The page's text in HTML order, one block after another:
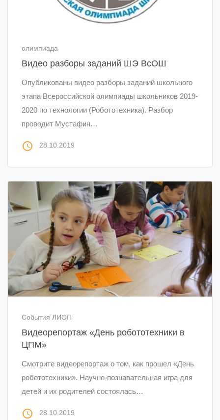
олимпиада
Видео разборы заданий ШЭ ВсОШ
Опубликованы видео разборы заданий школьного
этапа Всероссийской олимпиады школьников 2019-
2020 по технологии (Робототехника). Разбор
проводит Мустафин…
access_time 28.10.2019
События ЛИОП
Видеорепортаж «День робототехники в
ЦПМ»
Смотрите видеорепортаж о том, как прошел «День
робототехники». Научно-познавательная игра для
детей и их родителей состоялась…
access_time 28.10.2019